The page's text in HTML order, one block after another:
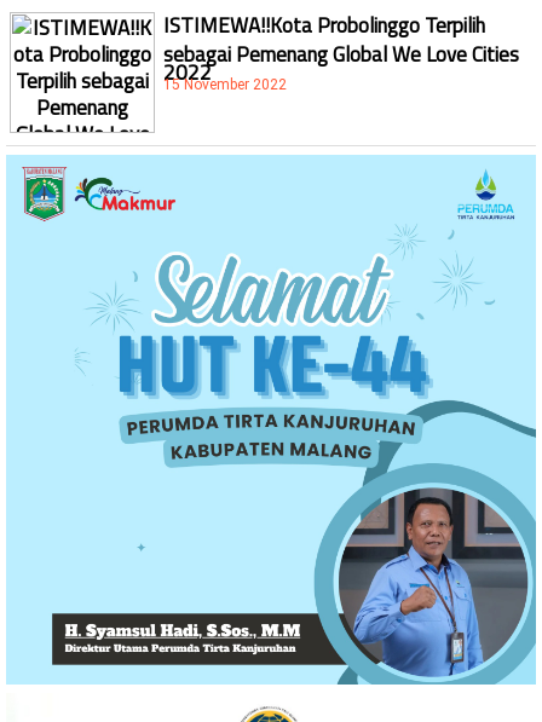
ISTIMEWA!!Kota Probolinggo Terpilih
sebagai Pemenang Global We Love Cities
2022
15 November 2022